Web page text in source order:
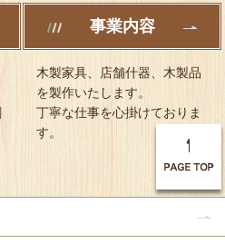
事業内容
木製家具、店舗什器、木製品
を製作いたします。
丁寧な仕事を心掛けておりま
す。